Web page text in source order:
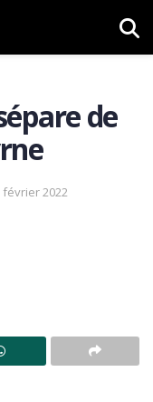
de
février 2022